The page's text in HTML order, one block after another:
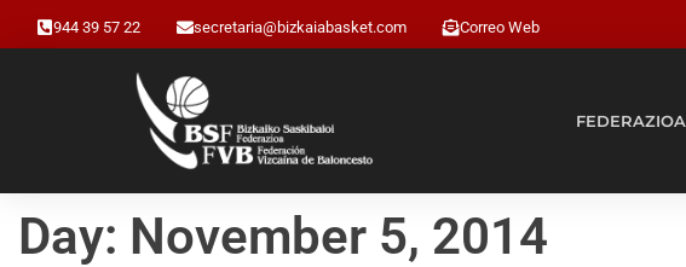
944 39 57 22 secretaria@bizkaiabasket.com Correo Web
FEDERAZIOA
Day: November 5, 2014